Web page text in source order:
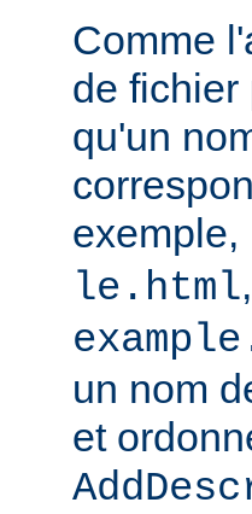
Comme
de fichier
qu'un
exemple,
le.html
un nom
et